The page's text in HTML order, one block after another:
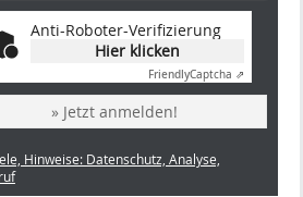
Anti-Roboter-Verifizierung
Hier klicken
FriendlyCaptcha ⇗
» Jetzt anmelden!
Hinweise: Datenschutz, Analyse,